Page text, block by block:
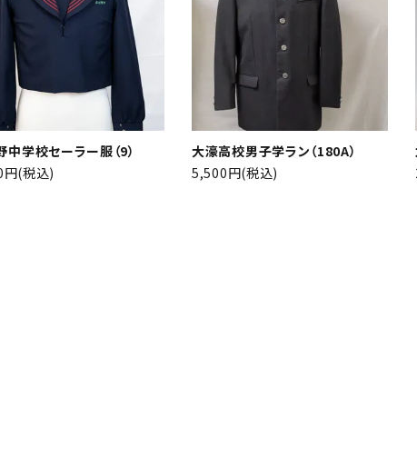
中学校セーラー服（9）
(税込)
大濠高校男子学ラン（180A）
5,500円(税込)
検索する